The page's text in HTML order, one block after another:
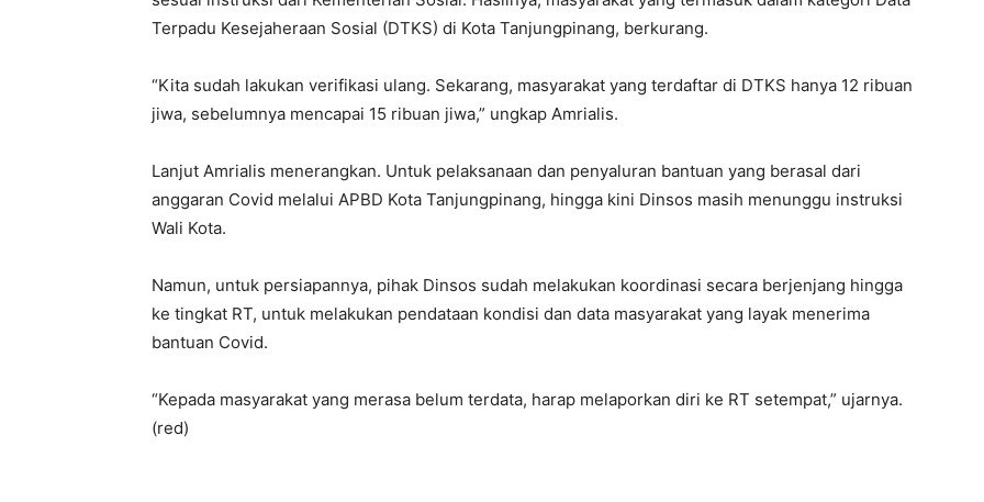
Terpadu Kesejaheraan Sosial (DTKS) di Kota Tanjungpinang, berkurang.
“Kita sudah lakukan verifikasi ulang. Sekarang, masyarakat yang terdaftar di DTKS hanya 12 ribuan
jiwa, sebelumnya mencapai 15 ribuan jiwa,” ungkap Amrialis.
Lanjut Amrialis menerangkan. Untuk pelaksanaan dan penyaluran bantuan yang berasal dari
anggaran Covid melalui APBD Kota Tanjungpinang, hingga kini Dinsos masih menunggu instruksi
Wali Kota.
Namun, untuk persiapannya, pihak Dinsos sudah melakukan koordinasi secara berjenjang hingga
ke tingkat RT, untuk melakukan pendataan kondisi dan data masyarakat yang layak menerima
bantuan Covid.
“Kepada masyarakat yang merasa belum terdata, harap melaporkan diri ke RT setempat,” ujarnya.
(red)